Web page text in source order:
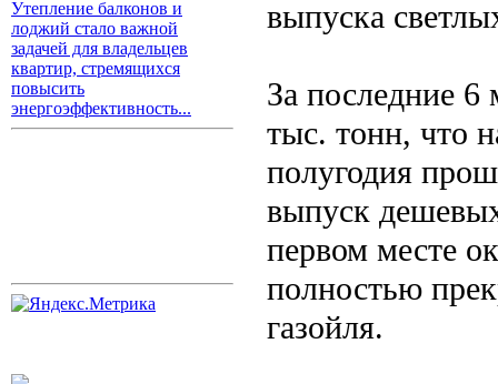
Утепление балконов и
лоджий стало важной
задачей для владельцев
квартир, стремящихся
повысить
энергоэффективность...
выпуска
За последние 6
тыс. тонн, что
полугодия
выпуск
первом месте
полностью
газойля.